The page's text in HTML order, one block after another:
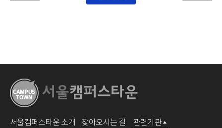
서울캠퍼스타운 소개 찾아오시는 길
관련기관